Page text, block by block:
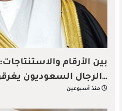
بين الأرقام
…الرجال السعوديون
منذ أسبوعين